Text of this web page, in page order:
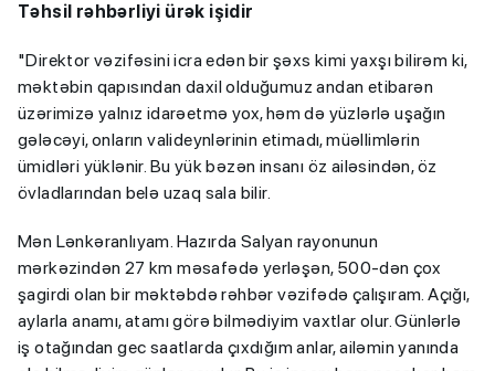
Təhsil rəhbərliyi ürək işidir
"Direktor vəzifəsini icra edən bir şəxs kimi yaxşı bilirəm ki,
məktəbin qapısından daxil olduğumuz andan etibarən
üzərimizə yalnız idarəetmə yox, həm də yüzlərlə uşağın
gələcəyi, onların valideynlərinin etimadı, müəllimlərin
ümidləri yüklənir. Bu yük bəzən insanı öz ailəsindən, öz
övladlarından belə uzaq sala bilir.
Mən Lənkəranlıyam. Hazırda Salyan rayonunun
mərkəzindən 27 km məsafədə yerləşən, 500-dən çox
şagirdi olan bir məktəbdə rəhbər vəzifədə çalışıram. Açığı,
aylarla anamı, atamı görə bilmədiyim vaxtlar olur. Günlərlə
iş otağından gec saatlarda çıxdığım anlar, ailəmin yanında